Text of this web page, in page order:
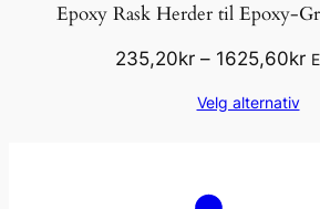
Epoxy Rask Herder til Epoxy-
235,20kr – 1625,60kr
Velg alternativ